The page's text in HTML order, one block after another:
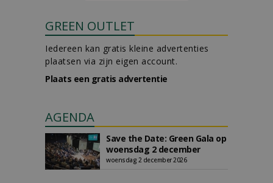
GREEN OUTLET
Iedereen kan gratis kleine advertenties
plaatsen via zijn eigen account.
Plaats een gratis advertentie
AGENDA
Save the Date: Green Gala op
woensdag 2 december
woensdag 2 december 2026